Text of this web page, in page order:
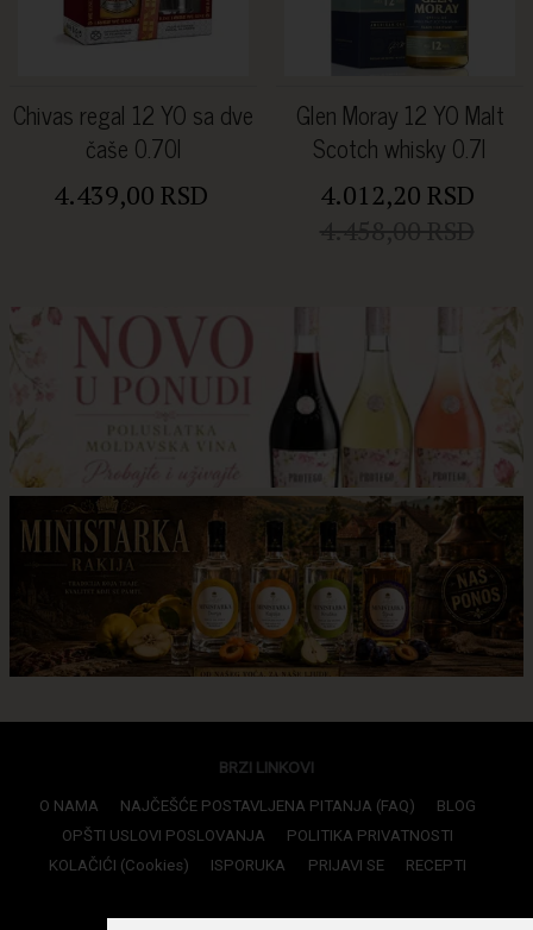
Chivas regal 12 YO sa dve
čaše 0.70l
4.439,00 RSD
Glen Moray 12 YO Malt
Scotch whisky 0.7l
4.012,20 RSD
BRZI LINKOVI
O NAMA NAJČEŠĆE POSTAVLJENA PITANJA (FAQ)
BLOG
OPŠTI USLOVI POSLOVANJA
POLITIKA PRIVATNOSTI
KOLAČIĆI (Cookies)
ISPORUKA PRIJAVI SE RECEPTI